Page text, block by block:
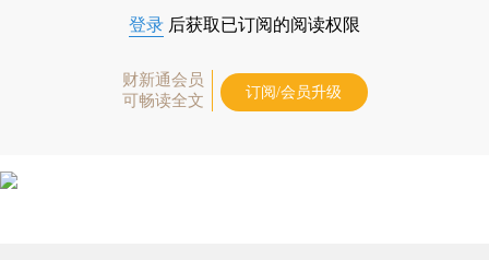
登录 后获取已订阅的阅读权限
财新通会员
可畅读全文
订阅/会员升级